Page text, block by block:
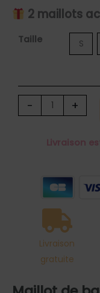
2 maillots
Taille S
-
quantité
de
bain
string
+
Livraison
Livraison
gratuite